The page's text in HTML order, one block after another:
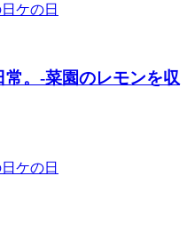
ケの日
常。-菜園のレモンを収
ケの日